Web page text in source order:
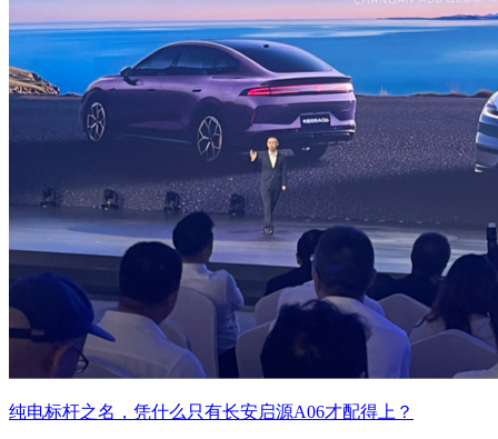
纯电标杆之名，凭什么只有长安启源A06才配得上？